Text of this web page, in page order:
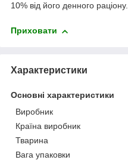
10% від його денного раціону.
Приховати
Характеристики
Основні характеристики
Виробник
Країна виробник
Тварина
Вага упаковки